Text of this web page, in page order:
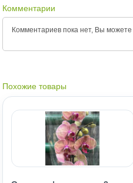
Комментарии
Комментариев пока нет, Вы можете
Похожие товары